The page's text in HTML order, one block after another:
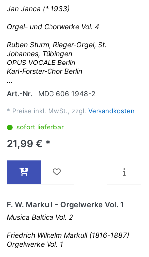
Jan Janca (* 1933)
Orgel- und Chorwerke Vol. 4
Ruben Sturm, Rieger-Orgel, St.
Johannes, Tübingen
OPUS VOCALE Berlin
Karl-Forster-Chor Berlin
...
Art.-Nr.
MDG 606 1948-2
* Preise inkl. MwSt., zzgl. Versandkosten
sofort lieferbar
21,99 € *
F. W. Markull - Orgelwerke Vol. 1
Musica Baltica Vol. 2
Friedrich Wilhelm Markull (1816-1887)
Orgelwerke Vol. 1